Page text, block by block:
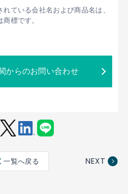
ている会社名および商品名は、
標です。
からのお問い合わせ
edin
一覧へ戻る NEXT